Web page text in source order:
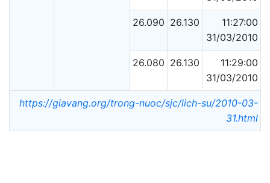
26.090 26.130
11:27:00
31/03/2010
26.080 26.130
11:29:00
31/03/2010
https://giavang.org/trong-nuoc/sjc/lich-su/2010-03-
31.html